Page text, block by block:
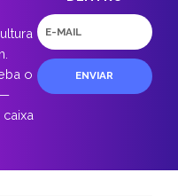
o
E-
mail
ENVIAR